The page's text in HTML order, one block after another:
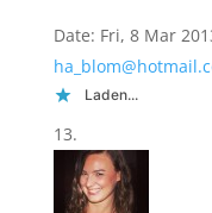
Date: Fri, 8 Mar
Laden...